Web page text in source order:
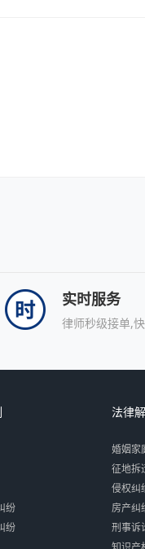
实时服务
律师秒级接单,
纷
纷
法律
婚姻家
征地拆
侵权纠
房产纠
刑事诉